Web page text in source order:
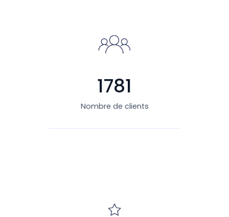
1781
Nombre de clients